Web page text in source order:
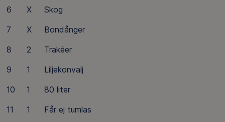
6
X
Skog
7
X
Bondånger
8
2
Trakéer
9
1
Liljekonvalj
10
1
80 liter
11
1
Får ej tumlas